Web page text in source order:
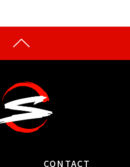
CONTACT